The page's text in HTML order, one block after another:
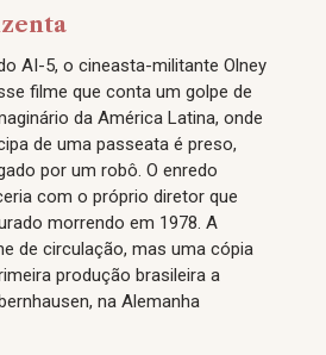
AI-5, o cineasta-militante Olney
filme que conta um golpe de
da América Latina, onde
de uma passeata é preso,
por um robô. O enredo
com o próprio diretor que
morrendo em 1978. A
de circulação, mas uma cópia
produção brasileira a
na Alemanha